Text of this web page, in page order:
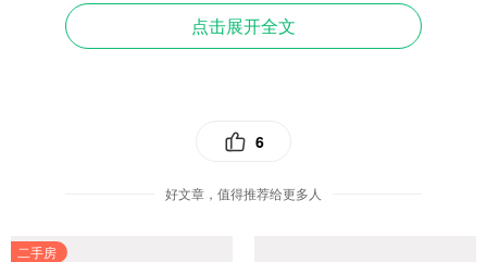
者就会被周围的人所感染，进而采取和他们一致的行动——
也关注起这种商品或品牌。 这种效果，正是企业梦寐以求
基本都是价格越卖越低，而饥饿营销通过调控市场供求关系
将产品分批分期投放市场、保证市场适度 的饥饿状态，通过
买力。这样就使企业可以保持商品价格的稳定，牢牢控制商
点击展开全文
6
好文章，值得推荐给更多人
二手房